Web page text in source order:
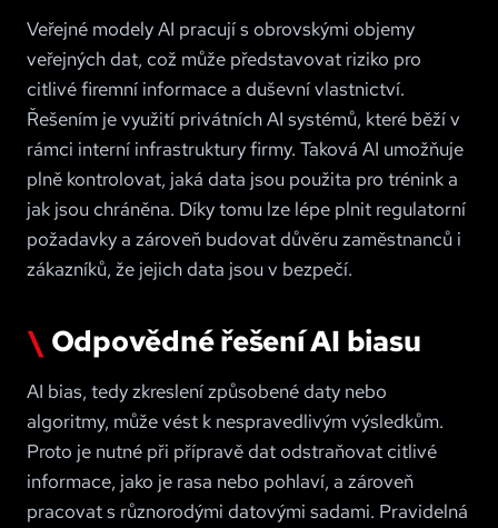
Veřejné modely AI pracují s obrovskými objemy
veřejných dat, což může představovat riziko pro
citlivé firemní informace a duševní vlastnictví.
Řešením je využití privátních AI systémů, které běží v
rámci interní infrastruktury firmy. Taková AI umožňuje
plně kontrolovat, jaká data jsou použita pro trénink a
jak jsou chráněna. Díky tomu lze lépe plnit regulatorní
požadavky a zároveň budovat důvěru zaměstnanců i
zákazníků, že jejich data jsou v bezpečí.
Odpovědné řešení AI biasu
AI bias, tedy zkreslení způsobené daty nebo
algoritmy, může vést k nespravedlivým výsledkům.
Proto je nutné při přípravě dat odstraňovat citlivé
informace, jako je rasa nebo pohlaví, a zároveň
pracovat s různorodými datovými sadami. Pravidelná